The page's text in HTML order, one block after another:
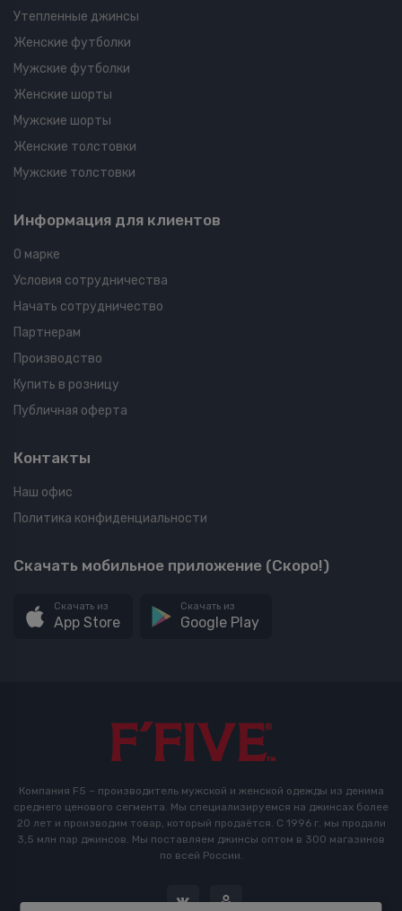
Утепленные джинсы
Женские футболки
Мужские футболки
Женские шорты
Мужские шорты
Женские толстовки
Мужские толстовки
Информация для клиентов
О марке
Условия сотрудничества
Начать сотрудничество
Партнерам
Производство
Купить в розницу
Публичная оферта
Контакты
Наш офис
Политика конфиденциальности
Скачать мобильное приложение (Скоро!)
Скачать из
App Store
Скачать из
Google Play
Компания F5 – производитель мужской и женской одежды из денима
среднего ценового сегмента. Мы специализируемся на джинсах более
20 лет и производим товар, который продаётся. С 1996 г. мы продали
3,5 млн пар джинсов. Мы поставляем джинсы оптом в 300 магазинов
по всей России.